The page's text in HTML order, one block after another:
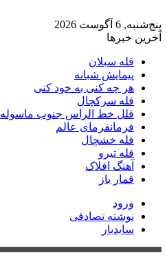
پنج‌شنبه, 6 آگوست 2026
آخرین خبرها
قله سبلان
پیمایش شبانه
هر چه کنی به خود کنی
قله سرکچال
قلل خط الراس جنوب ماسوله
فرمانفرمای عالم
قله خشچال
قله تیرو
آهنگ افلاک
قمار باز
ورود
نوشته تصادفی
سایدبار